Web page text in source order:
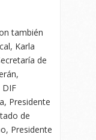
también
Karla
de
DIF
Presidente
de
Presidente